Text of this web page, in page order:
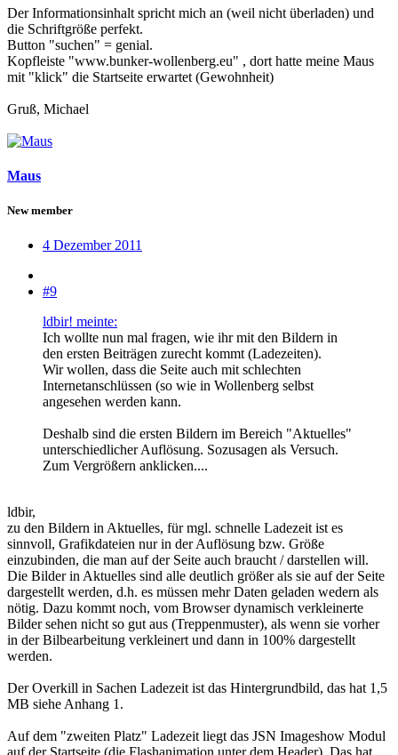
Der Informationsinhalt spricht mich an (weil nicht überladen) und
die Schriftgröße perfekt.
Button "suchen" = genial.
Kopfleiste "www.bunker-wollenberg.eu" , dort hatte meine Maus
mit "klick" die Startseite erwartet (Gewohnheit)
Gruß, Michael
Maus
New member
4 Dezember 2011
#9
ldbir! meinte:
Ich wollte nun mal fragen, wie ihr mit den Bildern in
den ersten Beiträgen zurecht kommt (Ladezeiten).
Wir wollen, dass die Seite auch mit schlechten
Internetanschlüssen (so wie in Wollenberg selbst
angesehen werden kann.
Deshalb sind die ersten Bildern im Bereich "Aktuelles"
unterschiedlicher Auflösung. Sozusagen als Versuch.
Zum Vergrößern anklicken....
ldbir,
zu den Bildern in Aktuelles, für mgl. schnelle Ladezeit ist es
sinnvoll, Grafikdateien nur in der Auflösung bzw. Größe
einzubinden, die man auf der Seite auch braucht / darstellen will.
Die Bilder in Aktuelles sind alle deutlich größer als sie auf der Seite
dargestellt werden, d.h. es müssen mehr Daten geladen wedern als
nötig. Dazu kommt noch, vom Browser dynamisch verkleinerte
Bilder sehen nicht so gut aus (Treppenmuster), als wenn sie vorher
in der Bilbearbeitung verkleinert und dann in 100% dargestellt
werden.
Der Overkill in Sachen Ladezeit ist das Hintergrundbild, das hat 1,5
MB siehe Anhang 1.
Auf dem "zweiten Platz" Ladezeit liegt das JSN Imageshow Modul